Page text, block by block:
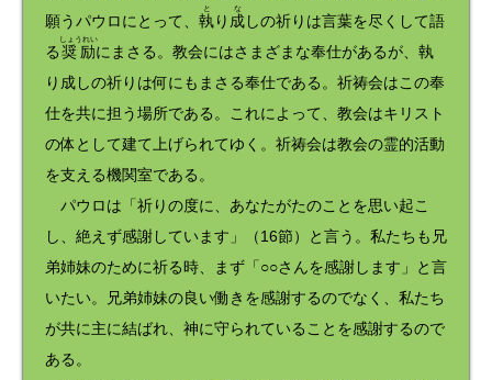
願うパウロにとって、 執
と
り 成
な
しの祈りは言葉を尽くして語
る奨励
しょうれい
にまさる。教会にはさまざまな奉仕があるが、執
り成しの祈りは何にもまさる奉仕である。祈祷会はこの奉
仕を共に担う場所である。これによって、教会はキリスト
の体として建て上げられてゆく。祈祷会は教会の霊的活動
を支える機関室である。
パウロは「祈りの度に、あなたがたのことを思い起こ
し、絶えず感謝しています」（16節）と言う。私たちも兄
弟姉妹のために祈る時、まず「○○さんを感謝します」と言
いたい。兄弟姉妹の良い働きを感謝するのでなく、私たち
が共に主に結ばれ、神に守られていることを感謝するので
ある。